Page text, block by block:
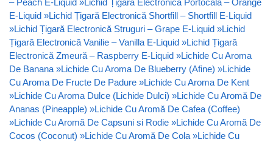
– Peach E-Liquid »Lichid Țigară Electronică Portocală – Orange
E-Liquid »Lichid Țigară Electronică Shortfill – Shortfill E-Liquid
»Lichid Țigară Electronică Struguri – Grape E-Liquid »Lichid
Țigară Electronică Vanilie – Vanilla E-Liquid »Lichid Țigară
Electronică Zmeură – Raspberry E-Liquid »Lichide Cu Aroma
De Banana »Lichide Cu Aroma De Blueberry (Afine) »Lichide
Cu Aroma De Fructe De Padure »Lichide Cu Aroma De Kent
»Lichide Cu Aroma Dulce (Lichide Dulci) »Lichide Cu Aromă De
Ananas (Pineapple) »Lichide Cu Aromă De Cafea (Coffee)
»Lichide Cu Aromă De Capsuni si Rodie »Lichide Cu Aromă De
Cocos (Coconut) »Lichide Cu Aromă De Cola »Lichide Cu